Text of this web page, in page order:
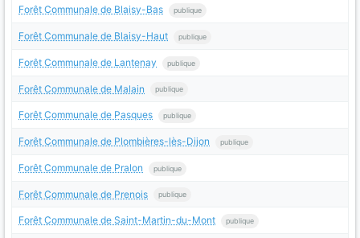
Forêt Communale de Blaisy-Bas publique
Forêt Communale de Blaisy-Haut publique
Forêt Communale de Lantenay publique
Forêt Communale de Malain publique
Forêt Communale de Pasques publique
Forêt Communale de Plombières-lès-Dijon publique
Forêt Communale de Pralon publique
Forêt Communale de Prenois publique
Forêt Communale de Saint-Martin-du-Mont publique